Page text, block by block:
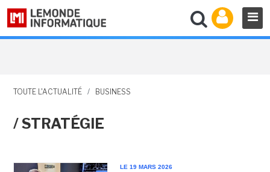
TOUTE L'ACTUALITÉ / BUSINESS
/ STRATÉGIE
LE 19 MARS 2026